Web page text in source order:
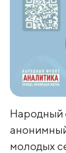
Народный
молодых